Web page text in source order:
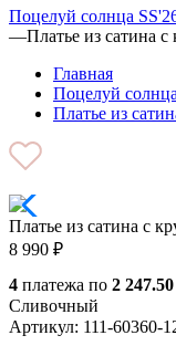
Поцелуй солнца
—Платье из сатина
Главная
Поцелуй
Платье из
Платье из сатина с
8 990 ₽
4 платежа по 2
Сливочный
Артикул: 111-60360-